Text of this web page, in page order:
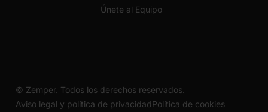
Únete al Equipo
© Zemper. Todos los derechos reservados.
Aviso legal y política de privacidadPolítica de cookies